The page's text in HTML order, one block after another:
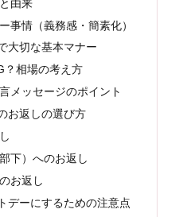
由来
事情（義務感・簡素化）
大切な基本マナー
？相場の考え方
メッセージのポイント
お返しの選び方
下）へのお返し
お返し
デーにするための注意点